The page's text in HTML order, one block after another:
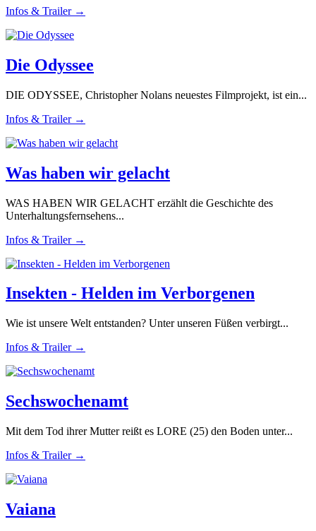
Infos & Trailer →
Die Odyssee
DIE ODYSSEE, Christopher Nolans neuestes Filmprojekt, ist ein...
Infos & Trailer →
Was haben wir gelacht
WAS HABEN WIR GELACHT erzählt die Geschichte des
Unterhaltungsfernsehens...
Infos & Trailer →
Insekten - Helden im Verborgenen
Wie ist unsere Welt entstanden? Unter unseren Füßen verbirgt...
Infos & Trailer →
Sechswochenamt
Mit dem Tod ihrer Mutter reißt es LORE (25) den Boden unter...
Infos & Trailer →
Vaiana